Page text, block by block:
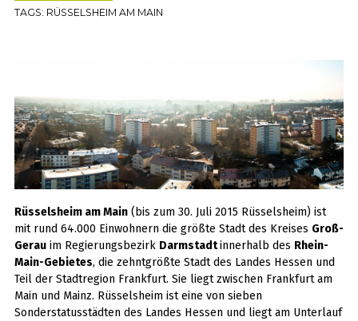
TAGS: RÜSSELSHEIM AM MAIN
Rüsselsheim am Main(bis zum 30. Juli 2015 Rüsselsheim) ist
mit rund 64.000 Einwohnern die größte Stadt des Kreises Groß-
Gerauim Regierungsbezirk Darmstadtinnerhalb des Rhein-
Main-Gebietes, die zehntgrößte Stadt des Landes Hessen und
Teil der Stadtregion Frankfurt. Sie liegt zwischen Frankfurt am
Main und Mainz. Rüsselsheim ist eine von sieben
Sonderstatusstädten des Landes Hessen und liegt am Unterlauf